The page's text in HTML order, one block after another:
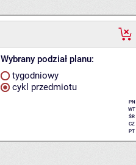
Wybrany podział planu:
tygodniowy
cykl przedmiotu
PN
WT
ŚR
CZ
PT